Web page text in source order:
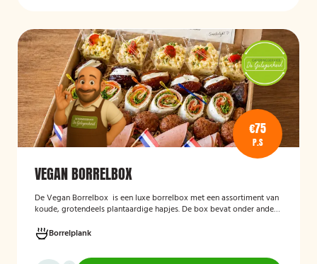
€75
P.S
VEGAN BORRELBOX
DeVegan Borrelbox is een luxe borrelbox met een assortiment van
koude, grotendeels plantaardige hapjes. De box bevat onder andere
groenten, crostini’s en andere smaakvolle borrelhapjes die direct
serveerklaar zijn voor een feest, borrel of bijeenkomst.
Borrelplank